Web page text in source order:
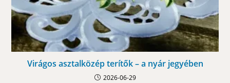
Virágos asztalközép terítők – a nyár jegyében
2026-06-29